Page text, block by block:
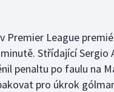
Premier League
Střídající Sergio
penaltu po faulu na
pro úkrok